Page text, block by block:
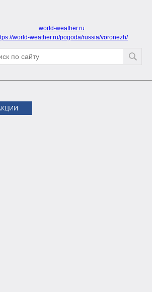
world-weather.ru
world-weather.ru/pogoda/russia/voronezh/